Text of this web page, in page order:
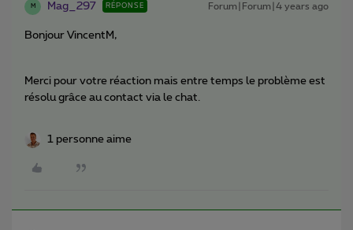
M Mag_297 RÉPONSE Forum|Forum|4 years ago
Bonjour VincentM,
Merci pour votre réaction mais entre temps le problème est
résolu grâce au contact via le chat.
1 personne aime